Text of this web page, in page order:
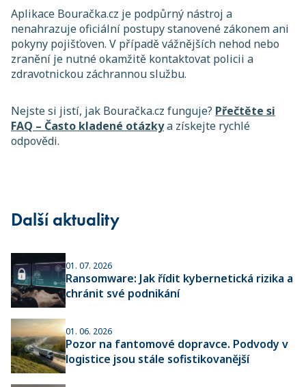
Aplikace Bouračka.cz je podpůrný nástroj a
nenahrazuje oficiální postupy stanovené zákonem ani
pokyny pojišťoven. V případě vážnějších nehod nebo
zranění je nutné okamžitě kontaktovat policii a
zdravotnickou záchrannou službu.
Nejste si jistí, jak Bouračka.cz funguje? Přečtěte si
FAQ – Často kladené otázkya získejte rychlé
odpovědi.
Další aktuality
01. 07. 2026
Ransomware: Jak řídit kybernetická rizika a
chránit své podnikání
01. 06. 2026
Pozor na fantomové dopravce. Podvody v
logistice jsou stále sofistikovanější